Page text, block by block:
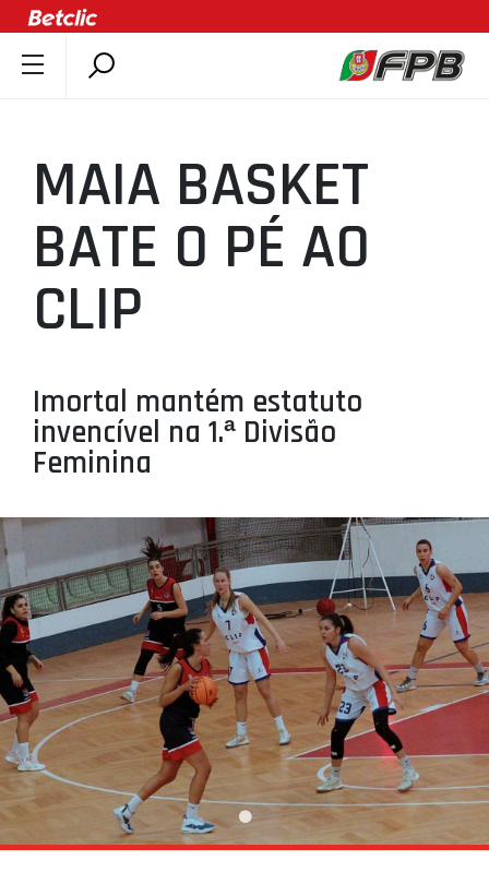
ÚLTIMAS
COMPETIÇÕES
ASSOCIAÇÕES
CLUBES
AGENTES
SELEÇÕES
MINIBASQUETE
ÁREA TÉCNICA
PROJETOS
LIGA BETCLIC MASCULINA
LIGA BETCLIC FEMININA
MAIA BASKET
BATE O PÉ AO
CLIP
Imortal mantém estatuto
invencível na 1.ª Divisão
Feminina